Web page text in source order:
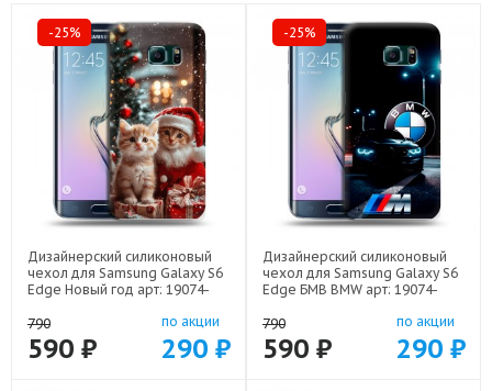
-25%
Дизайнерский силиконовый
чехол для Samsung Galaxy S6
Edge Новый год арт: 19074-
790
590 ₽
по акции
290 ₽
-25%
Дизайнерский силиконовый
чехол для Samsung Galaxy S6
Edge БМВ BMW арт: 19074-
790
590 ₽
по акции
290 ₽